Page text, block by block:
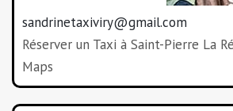
sandrinetaxiviry@gmail.com
Réserver un Taxi à Saint-Pierre La
Maps